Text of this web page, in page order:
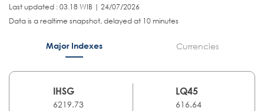
Last updated : 03.18 WIB | 24/07/2026
Data is a realtime snapshot, delayed at 10 minutes
Major Indexes Currencies
IHSG
6219.73
LQ45
616.64